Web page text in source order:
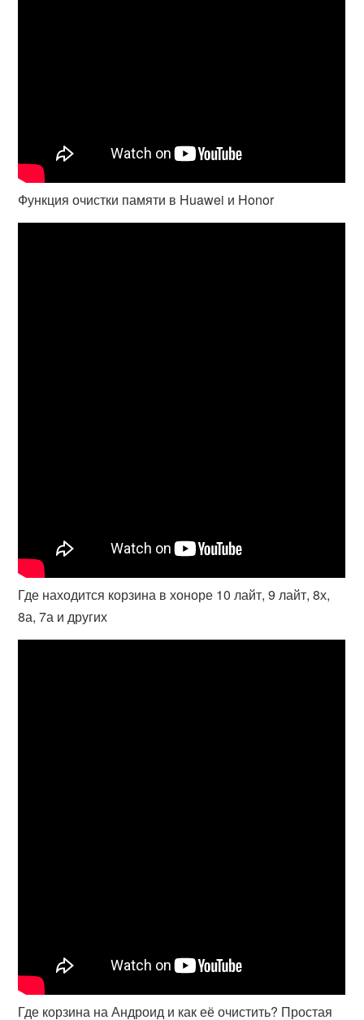
Функция очистки памяти в Huawei и Honor
Где находится корзина в хоноре 10 лайт, 9 лайт, 8х,
8а, 7а и других
Где корзина на Андроид и как её очистить? Простая